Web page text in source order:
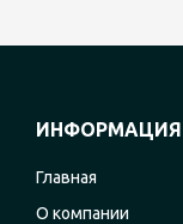
ИНФОРМАЦИЯ
Главная
О компании